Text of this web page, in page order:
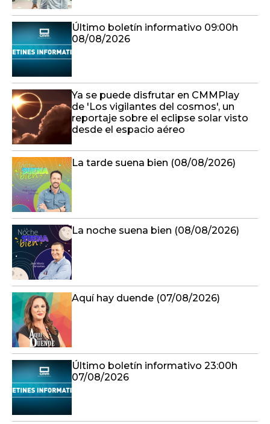
Último boletín informativo 09:00h
08/08/2026
Ya se puede disfrutar en CMMPlay
de 'Los vigilantes del cosmos', un
reportaje sobre el eclipse solar visto
desde el espacio aéreo
La tarde suena bien (08/08/2026)
La noche suena bien (08/08/2026)
Aquí hay duende (07/08/2026)
Último boletín informativo 23:00h
07/08/2026